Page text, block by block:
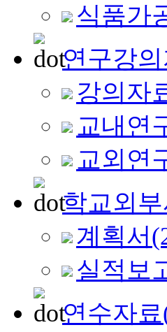
식품가
연구강
강의자
교내연
교외연
학교외부
계획서
실적보
연수자료